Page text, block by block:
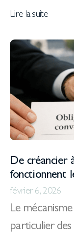
Lire la suite
De créancier
fonctionnent
février 6, 2026
Le
particulier